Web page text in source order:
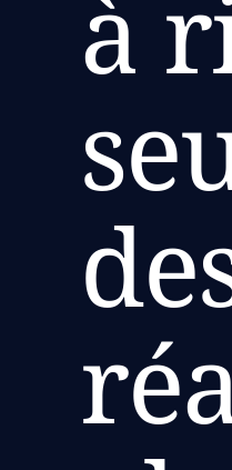
à